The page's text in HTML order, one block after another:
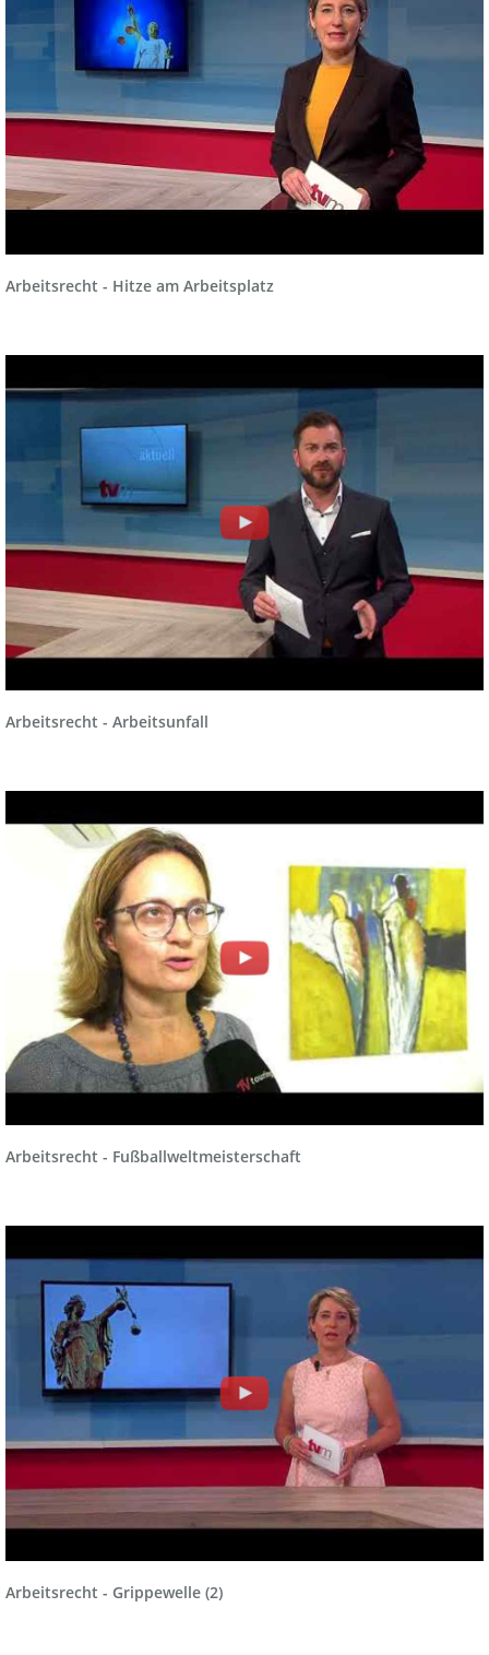
Arbeitsrecht - Hitze am Arbeitsplatz
Arbeitsrecht - Arbeitsunfall
Arbeitsrecht - Fußballweltmeisterschaft
Arbeitsrecht - Grippewelle (2)